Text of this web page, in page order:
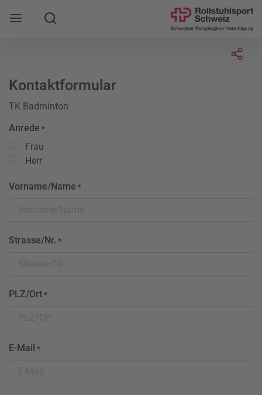
Mobile Navigation öffnen
Suche
Kontaktformular
TK Badminton
Anrede *
Frau
Herr
Vorname/Name *
Strasse/Nr. *
PLZ/Ort *
E-Mail *